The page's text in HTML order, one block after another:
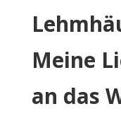
Meine
an das